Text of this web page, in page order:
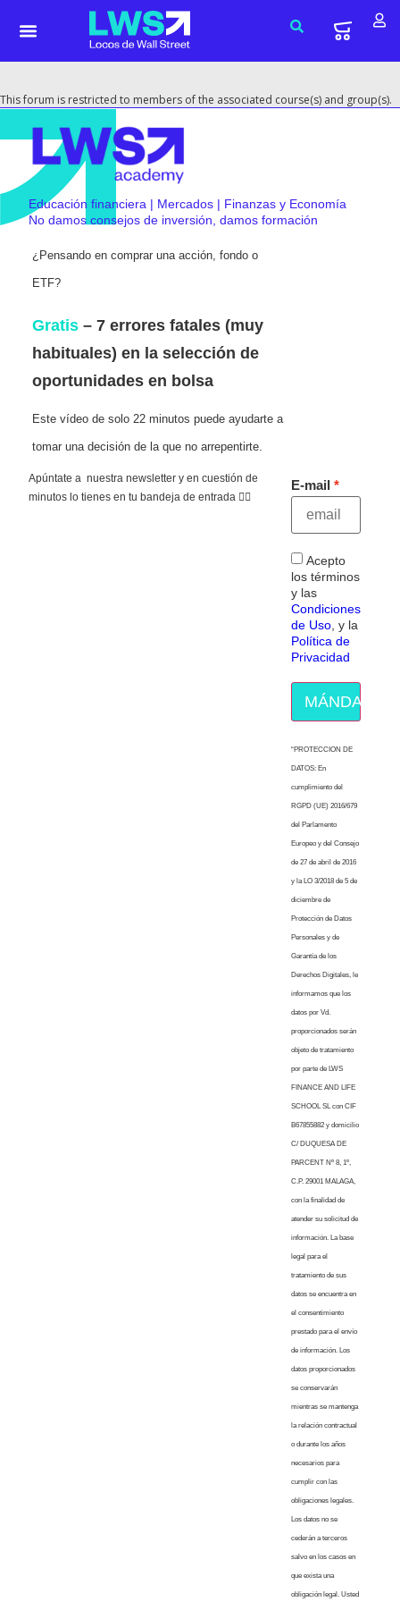
This forum is restricted to members of the associated course(s) and group(s).
Educación financiera | Mercados | Finanzas y Economía
No damos consejos de inversión, damos formación
¿Pensando en comprar una acción, fondo o
ETF?
Gratis – 7 errores fatales (muy
habituales) en la selección de
oportunidades en bolsa
Este vídeo de solo 22 minutos puede ayudarte a
tomar una decisión de la que no arrepentirte.
Apúntate a nuestra newsletter y en cuestión de
minutos lo tienes en tu bandeja de entrada 👇🏻
E-mail
Acepto
los términos
y las
Condiciones
de Uso, y la
Política de
Privacidad
MÁNDAME
“PROTECCION DE
DATOS: En
cumplimiento del
RGPD (UE) 2016/679
del Parlamento
Europeo y del Consejo
de 27 de abril de 2016
y la LO 3/2018 de 5 de
diciembre de
Protección de Datos
Personales y de
Garantía de los
Derechos Digitales, le
informamos que los
datos por Vd.
proporcionados serán
objeto de tratamiento
por parte de LWS
FINANCE AND LIFE
SCHOOL SL con CIF
B67855882 y domicilio
C/ DUQUESA DE
PARCENT Nº 8, 1º,
C.P. 29001 MALAGA,
con la finalidad de
atender su solicitud de
información. La base
legal para el
tratamiento de sus
datos se encuentra en
el consentimiento
prestado para el envío
de información. Los
datos proporcionados
se conservarán
mientras se mantenga
la relación contractual
o durante los años
necesarios para
cumplir con las
obligaciones legales.
Los datos no se
cederán a terceros
salvo en los casos en
que exista una
obligación legal. Usted